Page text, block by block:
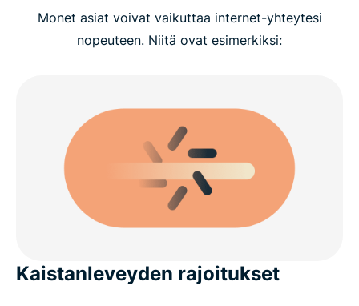
Monet asiat voivat vaikuttaa internet-yhteytesi
nopeuteen. Niitä ovat esimerkiksi:
Kaistanleveyden rajoitukset